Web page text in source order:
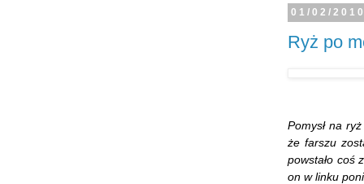
01/02/
Ryż po
Pomysł na
że farszu
powstało coś
on w linku